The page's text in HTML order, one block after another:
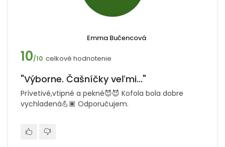
Emma Bučencová
10/10 celkové hodnotenie
"Výborne. Čašníčky veľmi..."
Prívetivé,vtipné a pekné😈😈 Kofola bola dobre
vychladená💪🏿 Odporučujem.